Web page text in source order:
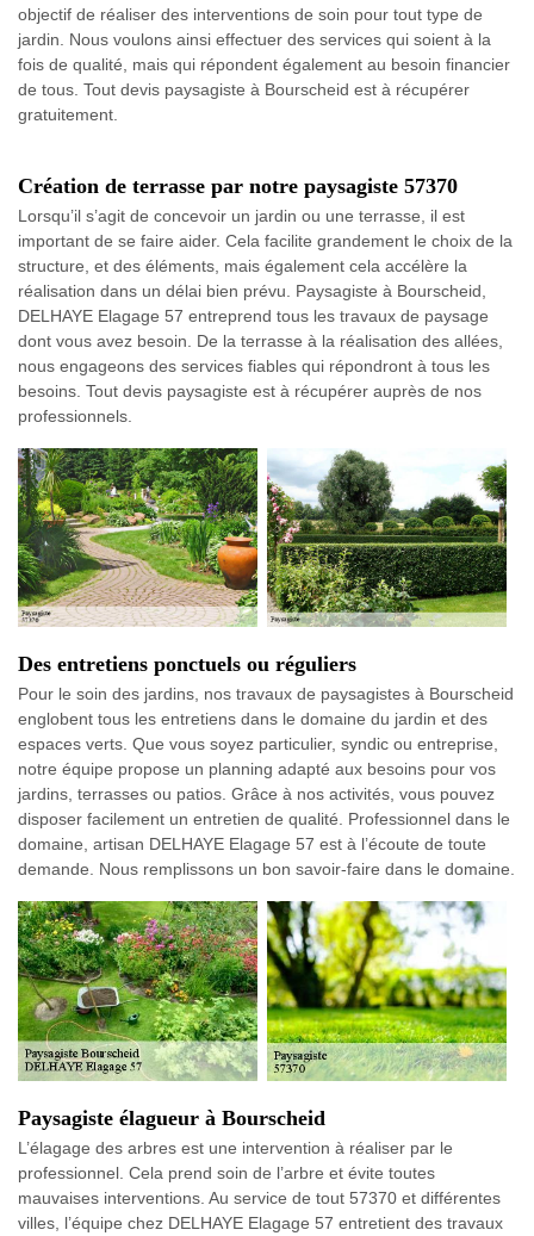
objectif de réaliser des interventions de soin pour tout type de
jardin. Nous voulons ainsi effectuer des services qui soient à la
fois de qualité, mais qui répondent également au besoin financier
de tous. Tout devis paysagiste à Bourscheid est à récupérer
gratuitement.
Création de terrasse par notre paysagiste 57370
Lorsqu’il s’agit de concevoir un jardin ou une terrasse, il est
important de se faire aider. Cela facilite grandement le choix de la
structure, et des éléments, mais également cela accélère la
réalisation dans un délai bien prévu. Paysagiste à Bourscheid,
DELHAYE Elagage 57 entreprend tous les travaux de paysage
dont vous avez besoin. De la terrasse à la réalisation des allées,
nous engageons des services fiables qui répondront à tous les
besoins. Tout devis paysagiste est à récupérer auprès de nos
professionnels.
Des entretiens ponctuels ou réguliers
Pour le soin des jardins, nos travaux de paysagistes à Bourscheid
englobent tous les entretiens dans le domaine du jardin et des
espaces verts. Que vous soyez particulier, syndic ou entreprise,
notre équipe propose un planning adapté aux besoins pour vos
jardins, terrasses ou patios. Grâce à nos activités, vous pouvez
disposer facilement un entretien de qualité. Professionnel dans le
domaine, artisan DELHAYE Elagage 57 est à l’écoute de toute
demande. Nous remplissons un bon savoir-faire dans le domaine.
Paysagiste élagueur à Bourscheid
L’élagage des arbres est une intervention à réaliser par le
professionnel. Cela prend soin de l’arbre et évite toutes
mauvaises interventions. Au service de tout 57370 et différentes
villes, l’équipe chez DELHAYE Elagage 57 entretient des travaux